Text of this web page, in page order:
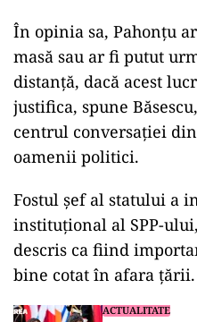
În opinia sa, Pahonțu
masă sau ar fi putut
distanță, dacă acest
justifica, spune
centrul conversației
oamenii politici.
Fostul șef al statului a
instituțional al SPP-
descris ca fiind
bine cotat în afara țării.
ACTUALITATE